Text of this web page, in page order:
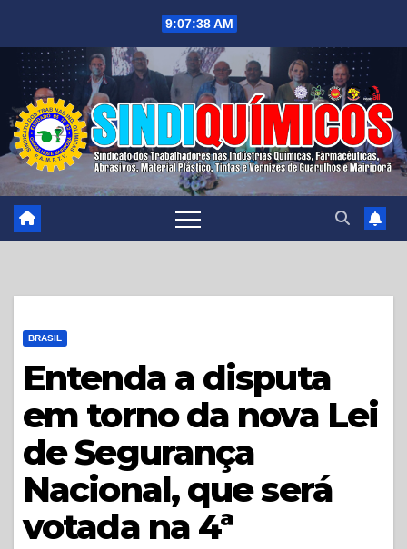
content
9:07:40 AM
BRASIL
Entenda a disputa
em torno da nova Lei
de Segurança
Nacional, que será
votada na 4ª